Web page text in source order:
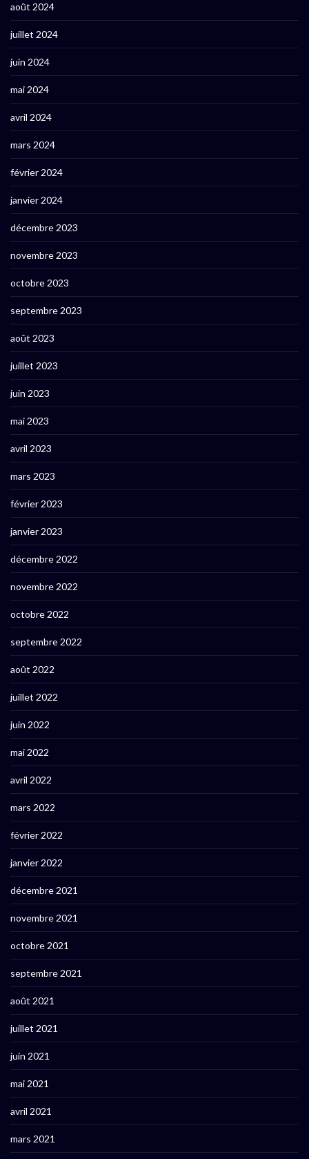
août 2024
juillet 2024
juin 2024
mai 2024
avril 2024
mars 2024
février 2024
janvier 2024
décembre 2023
novembre 2023
octobre 2023
septembre 2023
août 2023
juillet 2023
juin 2023
mai 2023
avril 2023
mars 2023
février 2023
janvier 2023
décembre 2022
novembre 2022
octobre 2022
septembre 2022
août 2022
juillet 2022
juin 2022
mai 2022
avril 2022
mars 2022
février 2022
janvier 2022
décembre 2021
novembre 2021
octobre 2021
septembre 2021
août 2021
juillet 2021
juin 2021
mai 2021
avril 2021
mars 2021